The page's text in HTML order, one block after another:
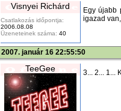
Visnyei Richárd
Csatlakozás időpontja:
2006.08.08
Üzeneteinek száma: 40
Egy újabb
igazad
2007. január 16 22:55:50
TeeGee 3... 2... 1...